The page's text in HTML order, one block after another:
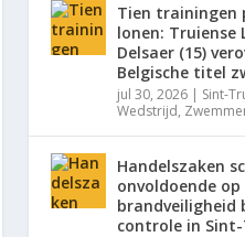
Tien trainingen
lonen: Truiense
Delsaer (15)
Belgische titel
jul 30, 2026 | Sint-
Wedstrijd,
Handelszaken
onvoldoende op
brandveiligheid
controle in